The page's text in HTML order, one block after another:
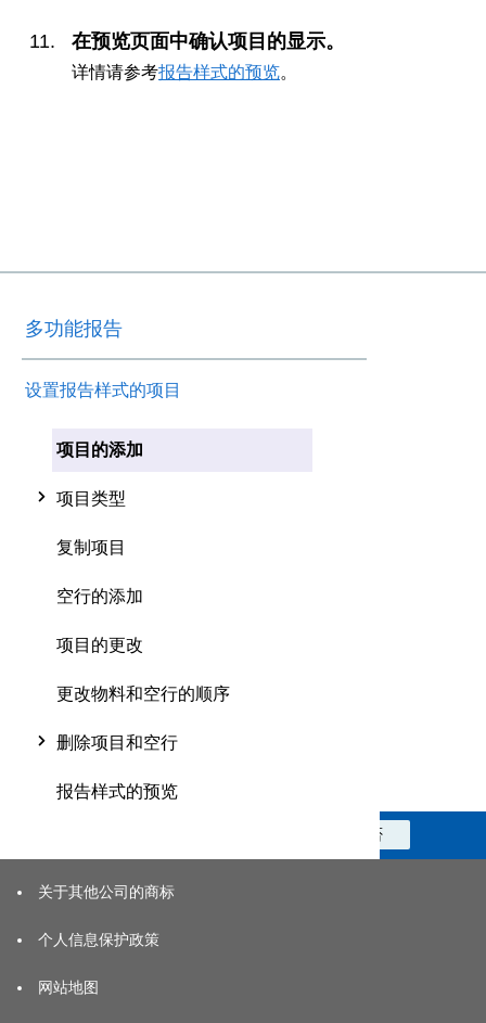
在预览页面中确认项目的显示。
详情请参考报告样式的预览。
多功能报告
设置报告样式的项目
项目的添加
项目类型
复制项目
空行的添加
项目的更改
更改物料和空行的顺序
删除项目和空行
报告样式的预览
否
关于其他公司的商标
个人信息保护政策
网站地图